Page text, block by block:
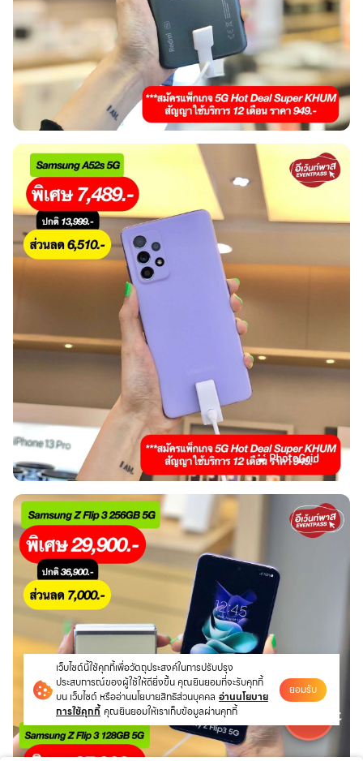
เว็บไซต์นี้ใช้คุกกี้เพื่อวัตถุประสงค์ในการปรับปรุง
ประสบการณ์ของผู้ใช้ให้ดียิ่งขึ้น คุณยินยอมที่จะรับคุกกี้
บน เว็บไซต์ หรืออ่านนโยบายสิทธิส่วนบุคคล อ่านนโยบาย
การใช้คุกกี้ คุณยินยอมให้เราเก็บข้อมูลผ่านคุกกี้
ยอมรับ